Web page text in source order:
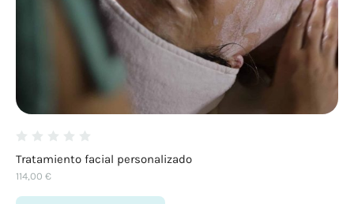
Tratamiento facial personalizado
114,00 €